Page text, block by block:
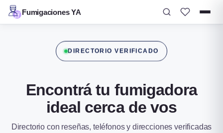
Fumigaciones YA
DIRECTORIO VERIFICADO
Encontrá tu fumigadora
ideal cerca de vos
Directorio con reseñas, teléfonos y direcciones verificadas